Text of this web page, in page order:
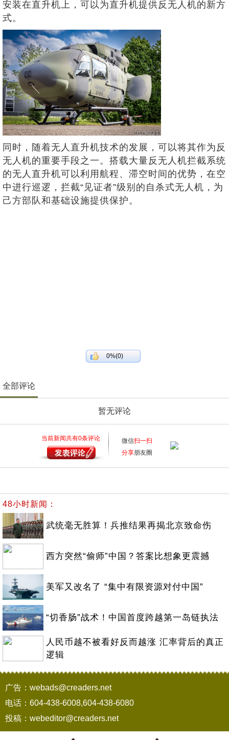
安装在直升机上，可以为直升机提供反无人机的新方
式。
同时，随着无人直升机技术的发展，可以将其作为反
无人机的重要手段之一。搭载大量反无人机拦截系统
的无人直升机可以利用航程、滞空时间的优势，在空
中进行巡逻，拦截“见证者”级别的自杀式无人机，为
己方部队和基础设施提供保护。
0%(0)
全部评论
暂无评论
当前新闻共有0条评论 微信扫一扫
分享朋友圈
48小时新闻：
武统毫无胜算！兵推结果再揭北京致命伤
西方突然“偷师”中国？答案比想象更震撼
美军又改名了 “集中有限资源对付中国”
“切香肠”战术！中国首度跨越第一岛链执法
人民币越不被看好反而越涨 汇率背后的真正
逻辑
广告：webads@creaders.net
电话：604-438-6008,604-438-6080
投稿：webeditor@creaders.net